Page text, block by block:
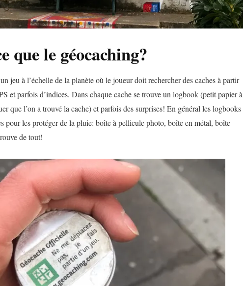
que le géocaching?
jeu à l’échelle de la planète où le joueur doit rechercher des caches à partir
et parfois d’indices. Dans chaque cache se trouve un logbook (petit papier à
que l’on a trouvé la cache) et parfois des surprises! En général les logbooks
pour les protéger de la pluie: boîte à pellicule photo, boîte en métal, boîte
de tout!